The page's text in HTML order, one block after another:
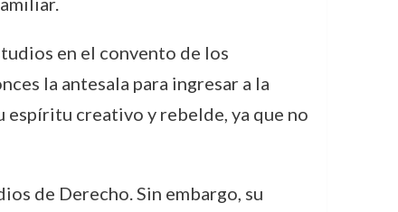
en el convento de los
la antesala para ingresar a la
espíritu creativo y rebelde, ya que no
de Derecho. Sin embargo, su